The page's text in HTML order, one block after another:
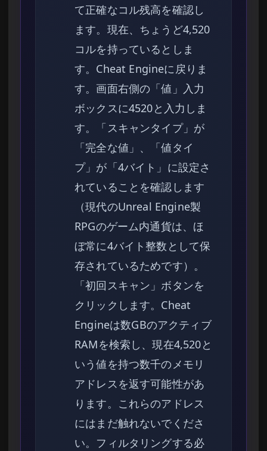
て正確なコル残高を確認し
ます。現在、ちょうど4,520
コルを持っているとしま
す。Cheat Engineに戻りま
す。画面右側の「値」入力
ボックスに4520と入力しま
す。「スキャンタイプ」が
「完全な値」、「値タイ
プ」が「4バイト」に設定さ
れていることを確認します
（現代のUnreal Engine製
RPGのゲーム内通貨は、ほ
ぼ常に4バイト整数として保
存されているためです）。
「初回スキャン」ボタンを
クリックします。Cheat
Engineは数GBのアクティブ
RAMを検索し、現在4,520と
いう値を持つ数千のメモリ
アドレスを返す可能性があ
ります。これらのアドレス
にはまだ触れないでくださ
い。フィルタリングする必